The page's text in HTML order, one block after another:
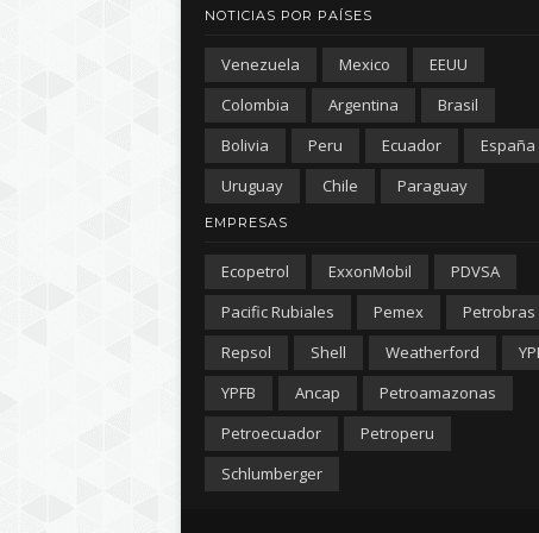
NOTICIAS POR PAÍSES
Venezuela Mexico
EEUU
Colombia
Argentina
Brasil
Bolivia
Peru Ecuador
España
Uruguay
Chile Paraguay
EMPRESAS
Ecopetrol ExxonMobil
PDVSA
Pacific Rubiales
Pemex
Petrobras
Repsol
Shell Weatherford
YPFB
Ancap
Petroamazonas
Petroecuador
Petroperu
Schlumberger